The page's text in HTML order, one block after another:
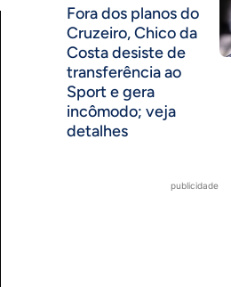
Fora dos planos do
Cruzeiro, Chico da
Costa desiste de
transferência ao
Sport e gera
incômodo; veja
detalhes
publicidade